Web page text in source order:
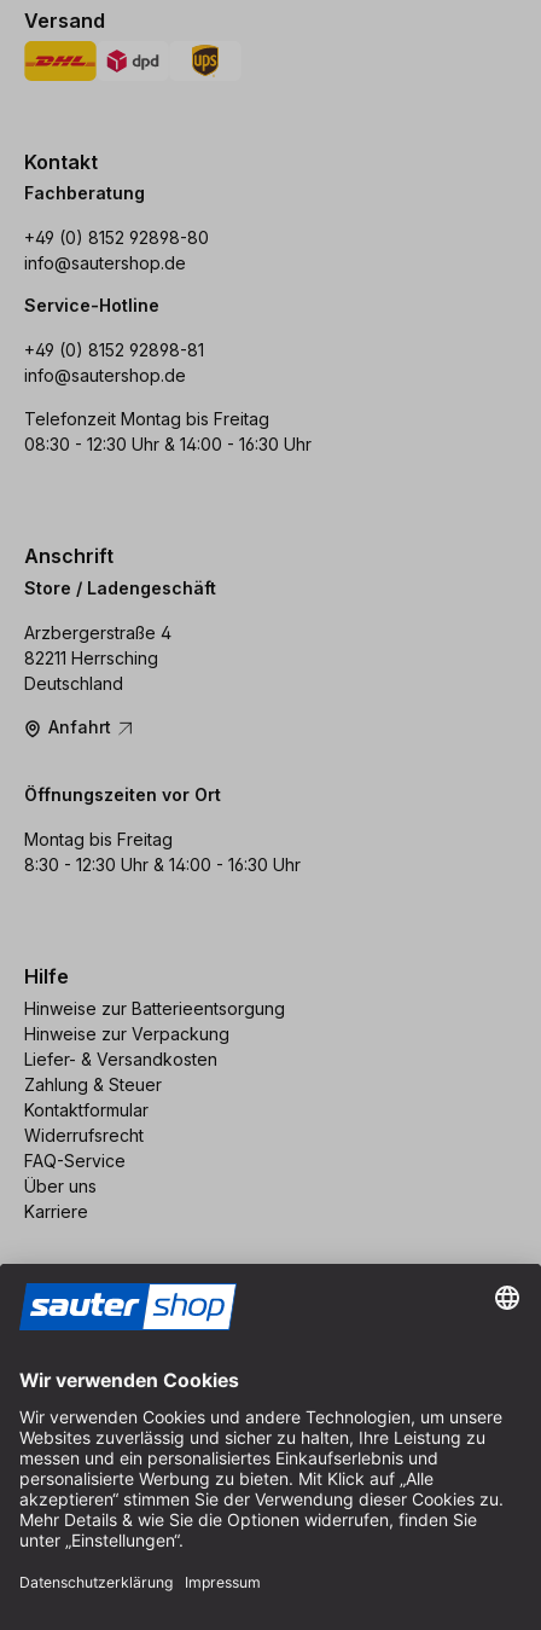
Versand
Kontakt
Fachberatung
+49 (0) 8152 92898-80
info@sautershop.de
Service-Hotline
+49 (0) 8152 92898-81
info@sautershop.de
Telefonzeit Montag bis Freitag
08:30 - 12:30 Uhr & 14:00 - 16:30 Uhr
Anschrift
Store / Ladengeschäft
Arzbergerstraße 4
82211 Herrsching
Deutschland
Anfahrt
Öffnungszeiten vor Ort
Montag bis Freitag
8:30 - 12:30 Uhr & 14:00 - 16:30 Uhr
Hilfe
Hinweise zur Batterieentsorgung
Hinweise zur Verpackung
Liefer- & Versandkosten
Zahlung & Steuer
Kontaktformular
Widerrufsrecht
FAQ-Service
Über uns
Karriere
Impressum
AGB
Datenschutz
Cookie-Einstellungen
© 2026 sauter GmbH